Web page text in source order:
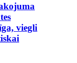
viegli